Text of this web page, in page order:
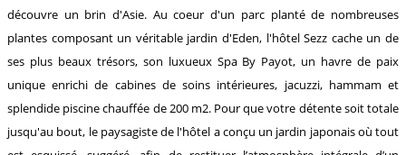
découvre un brin d'Asie. Au coeur d'un parc planté de nombreuses
plantes composant un véritable jardin d'Eden, l'hôtel Sezz cache un de
ses plus beaux trésors, son luxueux Spa By Payot, un havre de paix
unique enrichi de cabines de soins intérieures, jacuzzi, hammam et
splendide piscine chauffée de 200 m2. Pour que votre détente soit totale
jusqu'au bout, le paysagiste de l'hôtel a conçu un jardin japonais où tout